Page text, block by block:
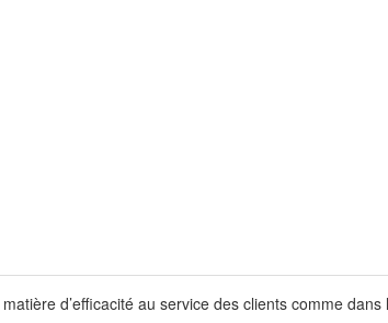
d’efficacité au service des clients comme